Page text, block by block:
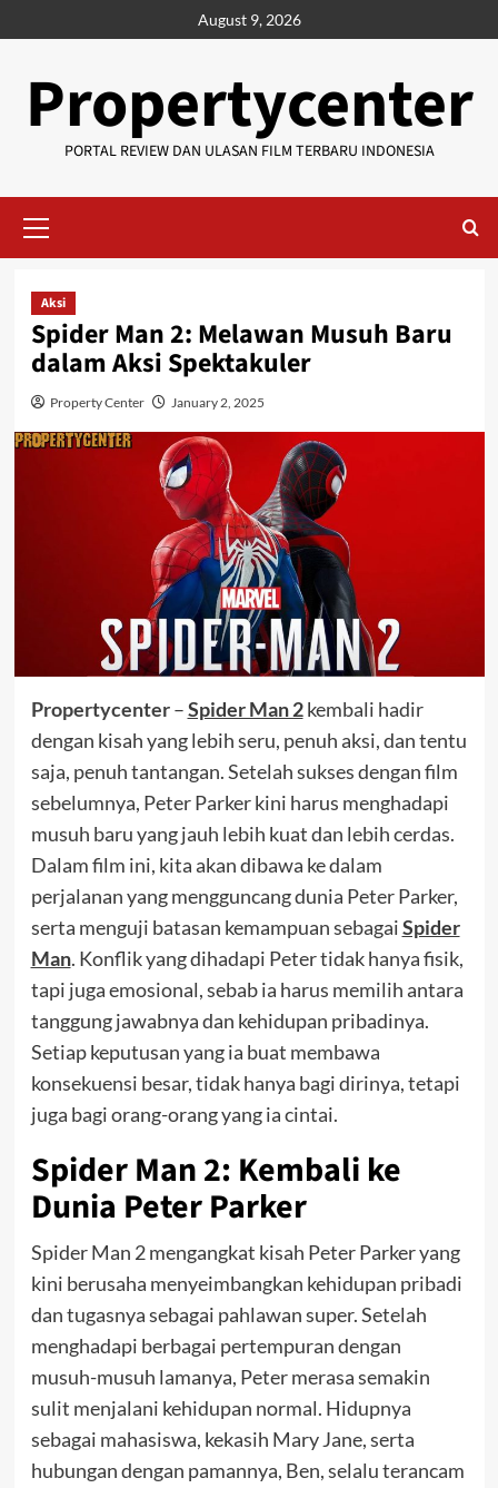
to
August 9, 2026
Propertycenter
PORTAL REVIEW DAN ULASAN FILM TERBARU INDONESIA
Menu
Aksi
Spider Man 2: Melawan Musuh Baru
dalam Aksi Spektakuler
Property Center January 2, 2025
Propertycenter –Spider Man 2kembali hadir
dengan kisah yang lebih seru, penuh aksi, dan tentu
saja, penuh tantangan. Setelah sukses dengan film
sebelumnya, Peter Parker kini harus menghadapi
musuh baru yang jauh lebih kuat dan lebih cerdas.
Dalam film ini, kita akan dibawa ke dalam
perjalanan yang mengguncang dunia Peter Parker,
serta menguji batasan kemampuan sebagaiSpider
Man. Konflik yang dihadapi Peter tidak hanya fisik,
tapi juga emosional, sebab ia harus memilih antara
tanggung jawabnya dan kehidupan pribadinya.
Setiap keputusan yang ia buat membawa
konsekuensi besar, tidak hanya bagi dirinya, tetapi
juga bagi orang-orang yang ia cintai.
Spider Man 2: Kembali ke
Dunia Peter Parker
Spider Man 2 mengangkat kisah Peter Parker yang
kini berusaha menyeimbangkan kehidupan pribadi
dan tugasnya sebagai pahlawan super. Setelah
menghadapi berbagai pertempuran dengan
musuh-musuh lamanya, Peter merasa semakin
sulit menjalani kehidupan normal. Hidupnya
sebagai mahasiswa, kekasih Mary Jane, serta
hubungan dengan pamannya, Ben, selalu terancam